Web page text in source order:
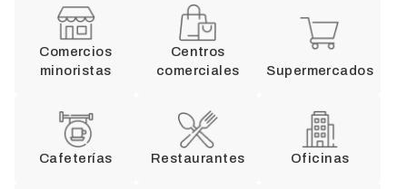
Comercios
minoristas
Centros
comerciales
Supermercados
Cafeterías Restaurantes Oficinas